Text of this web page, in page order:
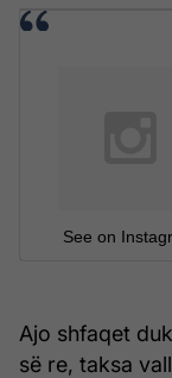
See on
Ajo shfaqet
së re, taksa